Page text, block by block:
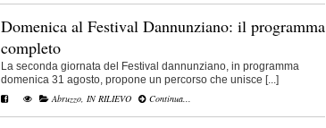
Domenica al Festival Dannunziano: il programma
completo
La seconda giornata del Festival dannunziano, in programma
domenica 31 agosto, propone un percorso che unisce [...]
Abruzzo, IN RILIEVO Continua...